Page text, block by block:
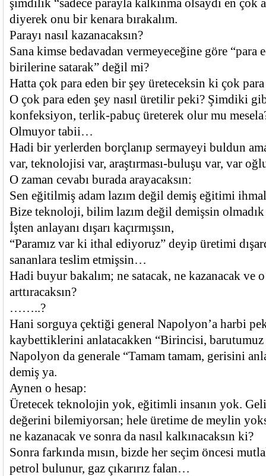
diyerek onu bir kenara bırakalım.
Parayı nasıl kazanacaksın?
Sana kimse bedavadan vermeyeceğine göre “para
birilerine satarak” değil mi?
Hatta çok para eden bir şey üreteceksin ki çok para
O çok para eden şey nasıl üretilir peki? Şimdiki
konfeksiyon, terlik-pabuç üreterek olur mu
Olmuyor tabii…
Hadi bir yerlerden borçlanıp sermayeyi buldun
var, teknolojisi var, araştırması-buluşu var, var
O zaman cevabı burada arayacaksın:
Sen eğitilmiş adam lazım değil demiş eğitimi
Bize teknoloji, bilim lazım değil demişsin olmadık
İşten anlayanı dışarı kaçırmışsın,
“Paramız var ki ithal ediyoruz” deyip üretimi
sananlara teslim etmişsin…
Hadi buyur bakalım; ne satacak, ne kazanacak ve o
arttıracaksın?
……..?
Hani sorguya çektiği general Napolyon’a harbi
kaybettiklerini anlatacakken “Birincisi,
Napolyon da generale “Tamam tamam, gerisini
demiş ya.
Aynen o hesap:
Üretecek teknolojin yok, eğitimli insanın yok.
değerini bilemiyorsan; hele üretime de meylin
ne kazanacak ve sonra da nasıl kalkınacaksın ki?
Sonra farkında mısın, bizde her seçim öncesi
petrol bulunur, gaz çıkarırız falan…